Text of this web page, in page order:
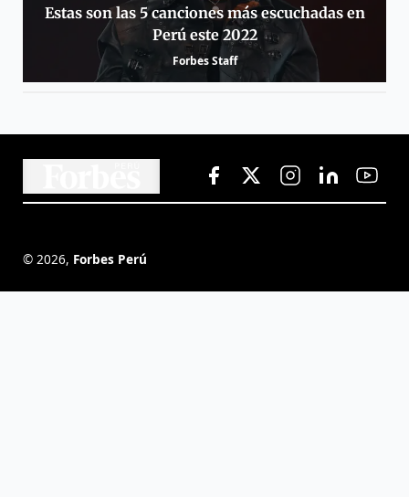
Estas son las 5 canciones más escuchadas en
Perú este 2022
Forbes Staff
© 2026, Forbes Perú